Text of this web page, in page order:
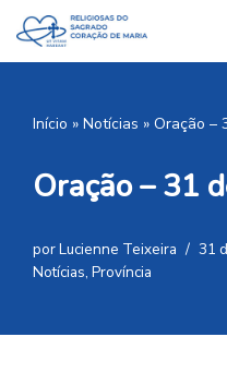
Pular
Início » Notícias » Oração –
Oração – 31
porLucienne Teixeira
31
Notícias, Província